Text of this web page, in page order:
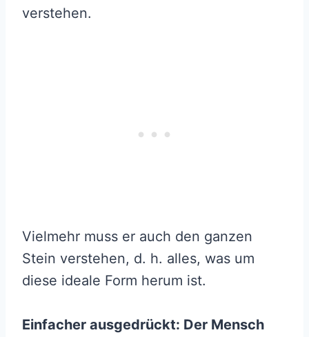
verstehen.
Vielmehr muss er auch den ganzen
Stein verstehen, d. h. alles, was um
diese ideale Form herum ist.
Einfacher ausgedrückt: Der Mensch